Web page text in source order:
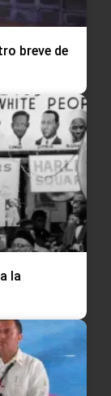
breve de
la